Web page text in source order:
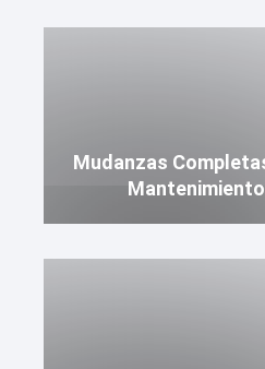
Mudanzas
Mantenimiento